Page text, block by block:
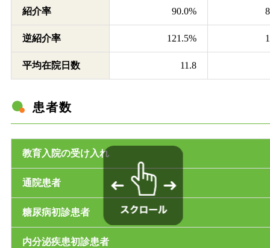
紹介率 90.0%
逆紹介率 121.5%
平均在院日数 11.8
患者数
教育入院の受け入れ
通院患者
糖尿病初診患者
内分泌疾患初診患者